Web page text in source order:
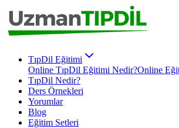
TıpDil Eğitimi
Online TıpDil Eğitimi Nedir?Online
TıpDil Nedir?
Ders Örnekleri
Yorumlar
Blog
Eğitim Setleri